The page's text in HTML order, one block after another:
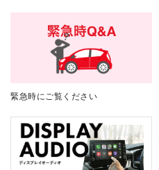
緊急時にご覧ください